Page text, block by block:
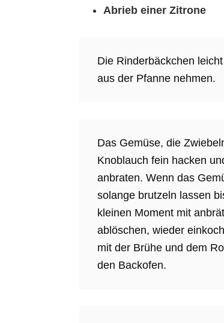
Abrieb einer Zitrone
Die Rinderbäckchen
aus der Pfanne nehmen.
Das Gemüse, die
Knoblauch fein hacken
anbraten. Wenn das
solange brutzeln lassen
kleinen Moment mit
ablöschen, wieder
mit der Brühe und dem
den Backofen.